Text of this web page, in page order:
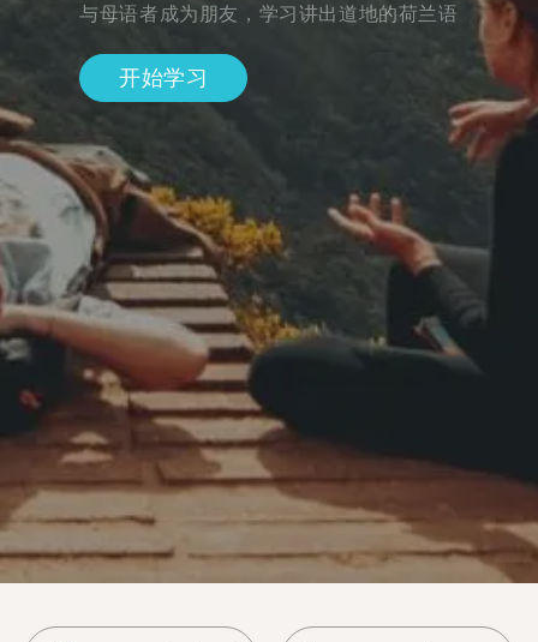
与母语者成为朋友，学习讲出道地的荷兰语
开始学习